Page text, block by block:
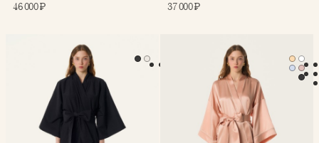
46 000 ₽ 37 000 ₽
Кимоно с хлопком Izumi Халат-кимоно Mona